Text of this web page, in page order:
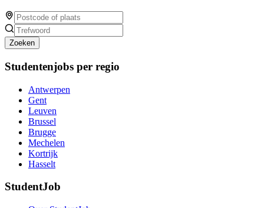
Zoeken
Studentenjobs per regio
Antwerpen
Gent
Leuven
Brussel
Brugge
Mechelen
Kortrijk
Hasselt
StudentJob